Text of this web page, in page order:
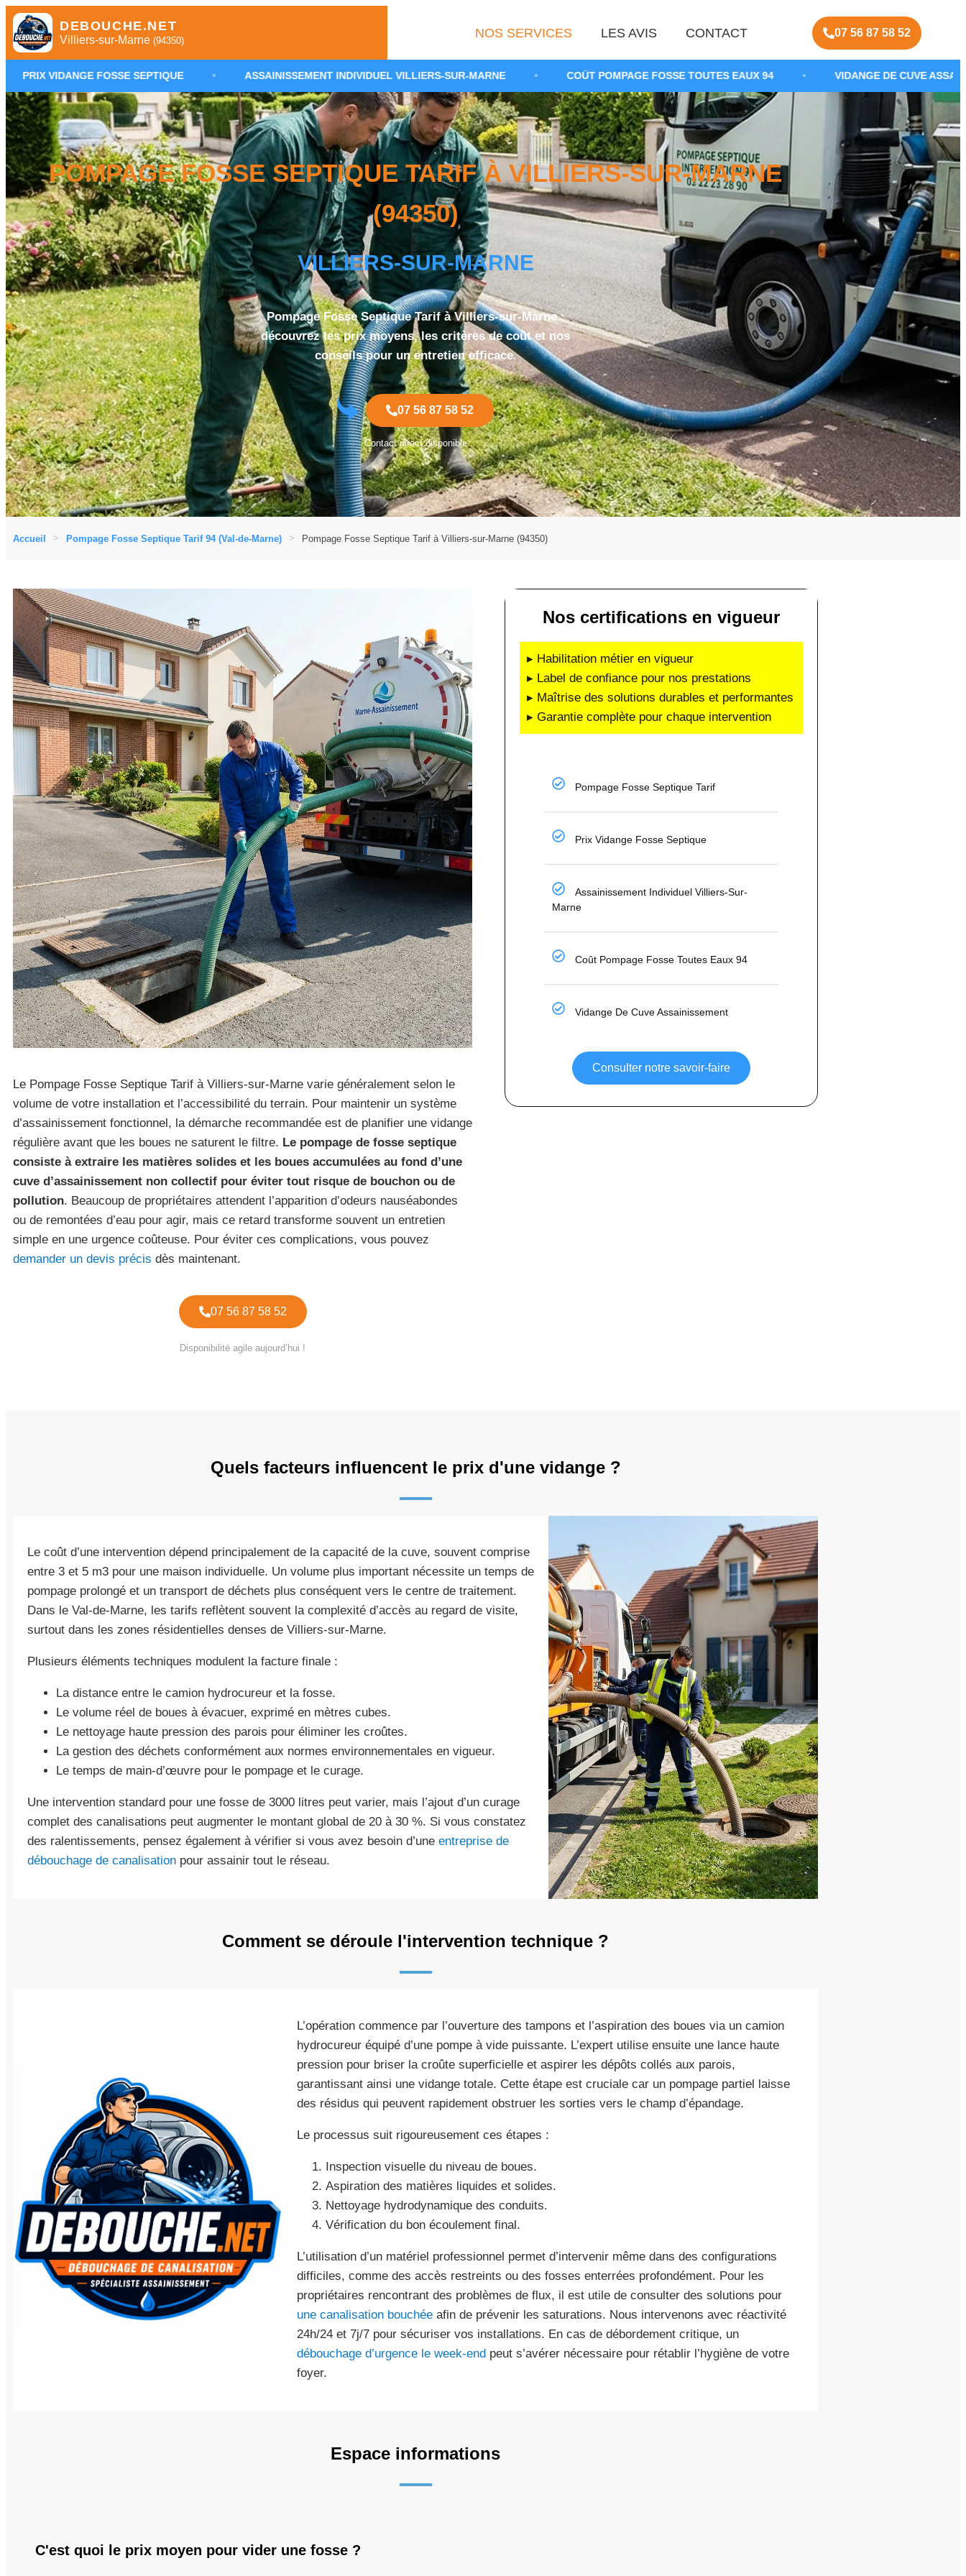
DEBOUCHE.NET
Villiers-sur-Marne (94350)
NOS SERVICES LES AVIS CONTACT 07 56 87 58 52
FOSSE SEPTIQUE • ASSAINISSEMENT INDIVIDUEL VILLIERS-SUR-MARNE • COÛT POMPAGE FOSSE TOUTES EAUX 94 • VIDANGE DE CUVE ASSAINISSEMENT
POMPAGE FOSSE SEPTIQUE TARIF À VILLIERS-SUR-MARNE
(94350)
VILLIERS-SUR-MARNE
Pompage Fosse Septique Tarif à Villiers-sur-Marne :
découvrez les prix moyens, les critères de coût et nos
conseils pour un entretien efficace.
07 56 87 58 52
Contact direct disponible
Accueil Pompage Fosse Septique Tarif 94 (Val-de-Marne) Pompage Fosse Septique Tarif à Villiers-sur-Marne (94350)
Le Pompage Fosse Septique Tarif à Villiers-sur-Marne varie généralement selon le
volume de votre installation et l’accessibilité du terrain. Pour maintenir un système
d’assainissement fonctionnel, la démarche recommandée est de planifier une vidange
régulière avant que les boues ne saturent le filtre. Le pompage de fosse septique
consiste à extraire les matières solides et les boues accumulées au fond d’une
cuve d’assainissement non collectif pour éviter tout risque de bouchon ou de
pollution. Beaucoup de propriétaires attendent l’apparition d’odeurs nauséabondes
ou de remontées d’eau pour agir, mais ce retard transforme souvent un entretien
simple en une urgence coûteuse. Pour éviter ces complications, vous pouvez
demander un devis précis dès maintenant.
07 56 87 58 52
Disponibilité agile aujourd’hui !
Nos certifications en vigueur
▸ Habilitation métier en vigueur
▸ Label de confiance pour nos prestations
▸ Maîtrise des solutions durables et performantes
▸ Garantie complète pour chaque intervention
Pompage Fosse Septique Tarif
Prix Vidange Fosse Septique
Assainissement Individuel Villiers-Sur-
Marne
Coût Pompage Fosse Toutes Eaux 94
Vidange De Cuve Assainissement
Consulter notre savoir-faire
Quels facteurs influencent le prix d'une vidange ?
Le coût d’une intervention dépend principalement de la capacité de la cuve, souvent comprise
entre 3 et 5 m3 pour une maison individuelle. Un volume plus important nécessite un temps de
pompage prolongé et un transport de déchets plus conséquent vers le centre de traitement.
Dans le Val-de-Marne, les tarifs reflètent souvent la complexité d’accès au regard de visite,
surtout dans les zones résidentielles denses de Villiers-sur-Marne.
Plusieurs éléments techniques modulent la facture finale :
La distance entre le camion hydrocureur et la fosse.
Le volume réel de boues à évacuer, exprimé en mètres cubes.
Le nettoyage haute pression des parois pour éliminer les croûtes.
La gestion des déchets conformément aux normes environnementales en vigueur.
Le temps de main-d’œuvre pour le pompage et le curage.
Une intervention standard pour une fosse de 3000 litres peut varier, mais l’ajout d’un curage
complet des canalisations peut augmenter le montant global de 20 à 30 %. Si vous constatez
des ralentissements, pensez également à vérifier si vous avez besoin d’une entreprise de
débouchage de canalisation pour assainir tout le réseau.
Comment se déroule l'intervention technique ?
L’opération commence par l’ouverture des tampons et l’aspiration des boues via un camion
hydrocureur équipé d’une pompe à vide puissante. L’expert utilise ensuite une lance haute
pression pour briser la croûte superficielle et aspirer les dépôts collés aux parois,
garantissant ainsi une vidange totale. Cette étape est cruciale car un pompage partiel laisse
des résidus qui peuvent rapidement obstruer les sorties vers le champ d’épandage.
Le processus suit rigoureusement ces étapes :
Inspection visuelle du niveau de boues.
Aspiration des matières liquides et solides.
Nettoyage hydrodynamique des conduits.
Vérification du bon écoulement final.
L’utilisation d’un matériel professionnel permet d’intervenir même dans des configurations
difficiles, comme des accès restreints ou des fosses enterrées profondément. Pour les
propriétaires rencontrant des problèmes de flux, il est utile de consulter des solutions pour
une canalisation bouchéeafin de prévenir les saturations. Nous intervenons avec réactivité
24h/24 et 7j/7 pour sécuriser vos installations. En cas de débordement critique, un
débouchage d’urgence le week-endpeut s’avérer nécessaire pour rétablir l’hygiène de votre
foyer.
Espace informations
C'est quoi le prix moyen pour vider une fosse ?